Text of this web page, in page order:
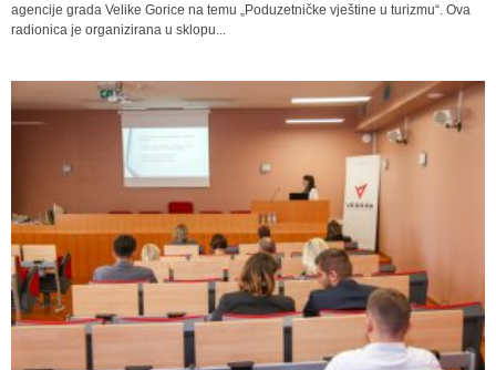
agencije grada Velike Gorice na temu „Poduzetničke vještine u turizmu“. Ova
radionica je organizirana u sklopu...